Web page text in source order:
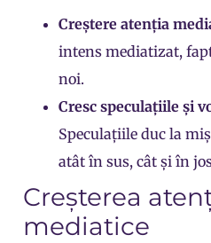
Creștere atenția
intens mediatizat,
noi.
Cresc speculațiile și
Speculațiile duc la
atât în sus, cât și în
Creșterea
mediatice